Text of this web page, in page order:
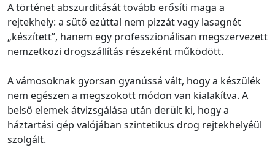
A történet abszurditását tovább erősíti maga a
rejtekhely: a sütő ezúttal nem pizzát vagy lasagnét
„készített”, hanem egy professzionálisan megszervezett
nemzetközi drogszállítás részeként működött.
A vámosoknak gyorsan gyanússá vált, hogy a készülék
nem egészen a megszokott módon van kialakítva. A
belső elemek átvizsgálása után derült ki, hogy a
háztartási gép valójában szintetikus drog rejtekhelyéül
szolgált.